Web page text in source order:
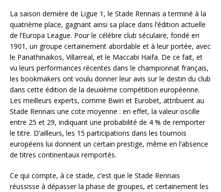
La saison dernière de Ligue 1, le Stade Rennais a terminé à la
quatrième place, gagnant ainsi sa place dans l’édition actuelle
de l’Europa League. Pour le célèbre club séculaire, fondé en
1901, un groupe certainement abordable et à leur portée, avec
le Panathinaikos, Villarreal, et le Maccabi Haifa. De ce fait, et
vu leurs performances récentes dans le championnat français,
les bookmakers ont voulu donner leur avis sur le destin du club
dans cette édition de la deuxième compétition européenne.
Les meilleurs experts, comme Bwin et Eurobet, attribuent au
Stade Rennais une cote moyenne : en effet, la valeur oscille
entre 25 et 29, indiquant une probabilité de 4 % de remporter
le titre. D’ailleurs, les 15 participations dans les tournois
européens lui donnent un certain prestige, même en l’absence
de titres continentaux remportés.
Ce qui compte, à ce stade, c’est que le Stade Rennais
réussisse à dépasser la phase de groupes, et certainement les